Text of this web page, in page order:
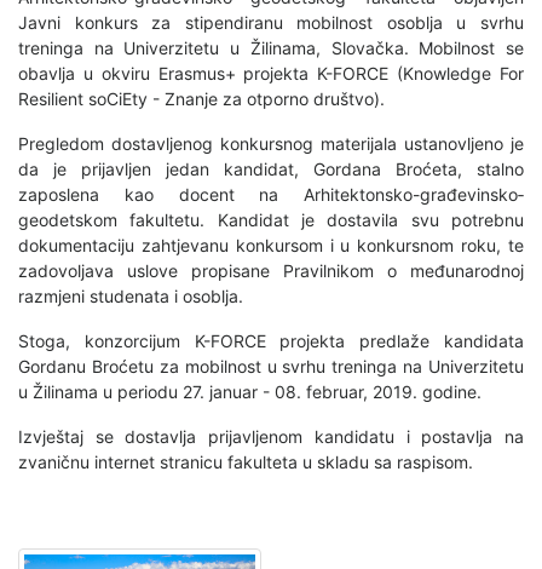
Javni konkurs za stipendiranu mobilnost osoblja u svrhu
treninga na Univerzitetu u Žilinama, Slovačka. Mobilnost se
obavlja u okviru Erasmus+ projekta K-FORCE (Knowledge For
Resilient soCiEty - Znanje za otporno društvo).
Pregledom dostavljenog konkursnog materijala ustanovljeno je
da je prijavljen jedan kandidat, Gordana Broćeta, stalno
zaposlena kao docent na Arhitektonsko-građevinsko­
geodetskom fakultetu. Kandidat je dostavila svu potrebnu
dokumentaciju zahtjevanu konkursom i u konkursnom roku, te
zadovoljava uslove propisane Pravilnikom o međunarodnoj
razmjeni studenata i osoblja.
Stoga, konzorcijum K-FORCE projekta predlaže kandidata
Gordanu Broćetu za mobilnost u svrhu treninga na Univerzitetu
u Žilinama u periodu 27. januar - 08. februar, 2019. godine.
Izvještaj se dostavlja prijavljenom kandidatu i postavlja na
zvaničnu internet stranicu fakulteta u skladu sa raspisom.